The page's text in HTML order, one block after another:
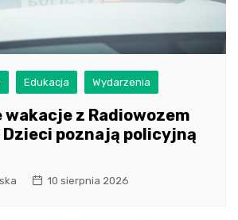
Edukacja Wydarzenia
wakacje z Radiowozem
poznają policyjną
10 sierpnia 2026